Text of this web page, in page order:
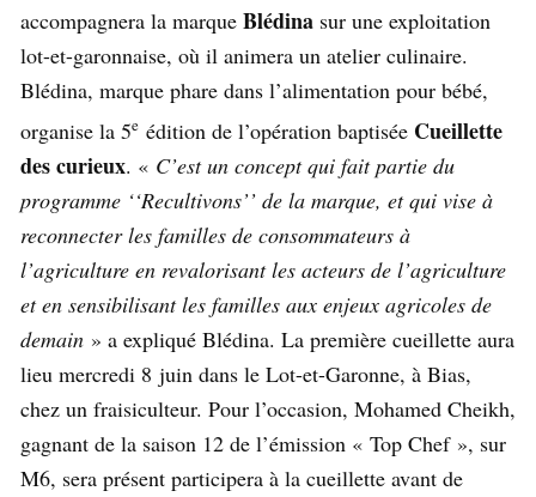
accompagnera la marque Blédina sur une exploitation
lot-et-garonnaise, où il animera un atelier culinaire.
Blédina, marque phare dans l’alimentation pour bébé,
organise la 5e édition de l’opération baptisée Cueillette
des curieux. « C’est un concept qui fait partie du
programme ‘‘Recultivons’’ de la marque, et qui vise à
reconnecter les familles de consommateurs à
l’agriculture en revalorisant les acteurs de l’agriculture
et en sensibilisant les familles aux enjeux agricoles de
demain » a expliqué Blédina. La première cueillette aura
lieu mercredi 8 juin dans le Lot-et-Garonne, à Bias,
chez un fraisiculteur. Pour l’occasion, Mohamed Cheikh,
gagnant de la saison 12 de l’émission « Top Chef », sur
M6, sera présent participera à la cueillette avant de